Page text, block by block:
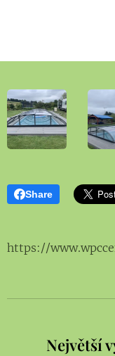
Share
https://
Největší